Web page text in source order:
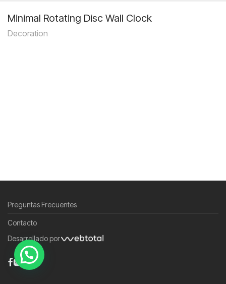
Minimal Rotating Disc Wall Clock
Decoration
Preguntas Frecuentes
Contacto
Desarrollado por